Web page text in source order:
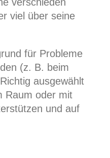
viel über seine
für Probleme
(z. B. beim
ausgewählt
Raum oder mit
und auf